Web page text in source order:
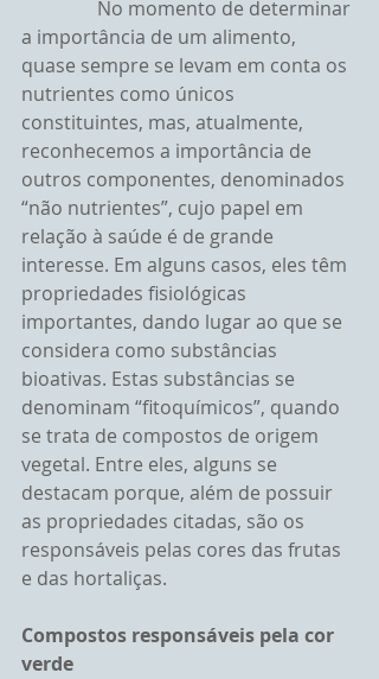
a importância de um alimento,
quase sempre se levam em conta os
nutrientes como únicos
constituintes, mas, atualmente,
reconhecemos a importância de
outros componentes, denominados
“não nutrientes”, cujo papel em
relação à saúde é de grande
interesse. Em alguns casos, eles têm
propriedades fisiológicas
importantes, dando lugar ao que se
considera como substâncias
bioativas. Estas substâncias se
denominam “fitoquímicos”, quando
se trata de compostos de origem
vegetal. Entre eles, alguns se
destacam porque, além de possuir
as propriedades citadas, são os
responsáveis pelas cores das frutas
e das hortaliças.
Compostos responsáveis pela cor
verde